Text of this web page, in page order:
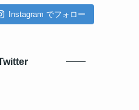
Instagram でフォロー